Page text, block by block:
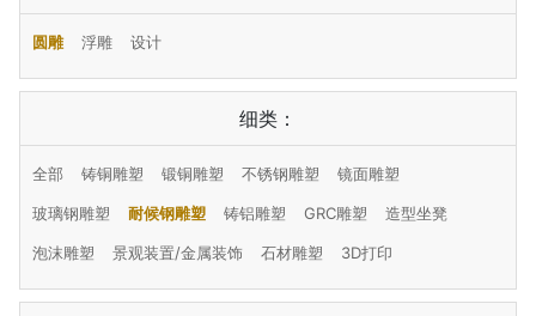
圆雕 浮雕 设计
细类：
全部 铸铜雕塑 锻铜雕塑 不锈钢雕塑 镜面雕塑
玻璃钢雕塑 耐候钢雕塑 铸铝雕塑 GRC雕塑 造型坐凳
泡沫雕塑 景观装置/金属装饰 石材雕塑 3D打印